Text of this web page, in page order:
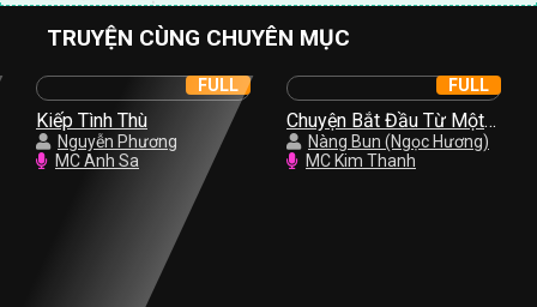
TRUYỆN CÙNG CHUYÊN MỤC
Kiếp Tình Thù
Nguyễn Phương
MC Anh Sa
FULL
Chuyện Bắt Đầu Từ Một
Nụ Hồng
Nàng Bun (Ngọc Hương)
MC Kim Thanh
FULL